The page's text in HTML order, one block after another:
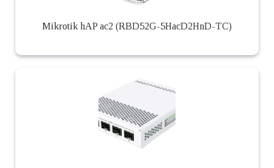
Mikrotik hAP ac2 (RBD52G-5HacD2HnD-TC)